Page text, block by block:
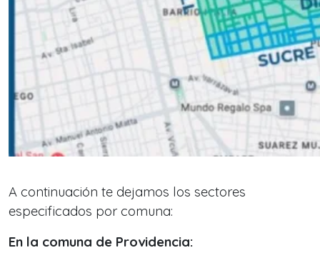
A continuación te dejamos los sectores
especificados por comuna:
En la comuna de Providencia: